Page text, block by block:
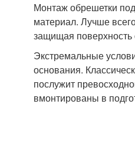
Монтаж обрешетки
материал. Лучше
защищая поверхность
Экстремальные
основания.
послужит
вмонтированы в